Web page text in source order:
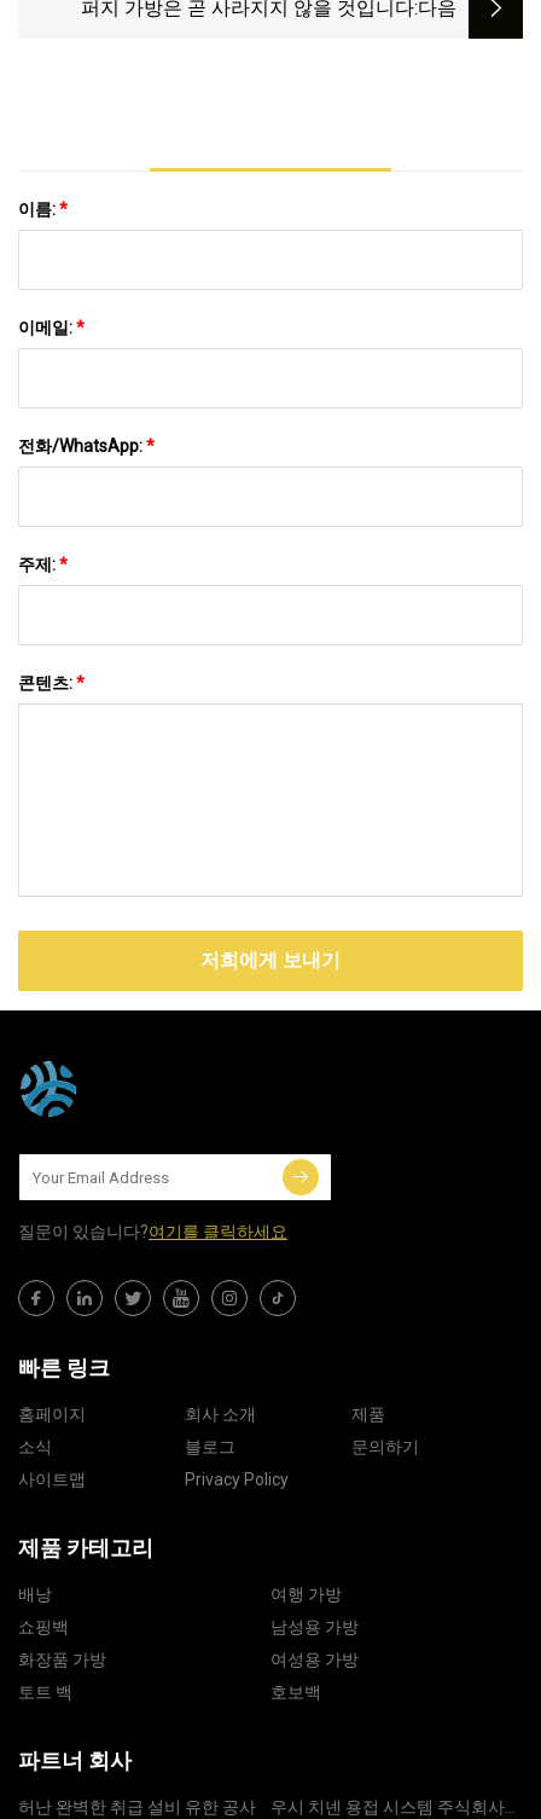
퍼지 가방은 곧 사라지지 않을 것입니다:다음
이름:*
이메일:*
전화/WhatsApp:*
주제:*
콘텐츠:*
저희에게 보내기
질문이 있습니다?여기를 클릭하세요
빠른 링크
홈페이지 회사 소개
제품
소식
블로그
문의하기
사이트맵
Privacy Policy
제품 카테고리
배낭
여행 가방
쇼핑백
남성용 가방
화장품 가방
여성용 가방
토트 백
호보백
파트너 회사
허난 완벽한 취급 설비 유한 공사 우시 치넨 용접 시스템 주식회사